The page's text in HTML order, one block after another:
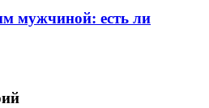
мужчиной: есть ли